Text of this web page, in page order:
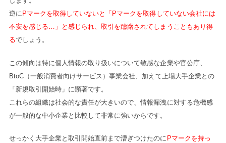
逆に Pマークを取得していないと「Pマークを取得していない会社には
不安を感じる…」と感じられ、取引を躊躇されてしまうこともあり得
るでしょう。
この傾向は特に個人情報の取り扱いについて敏感な企業や官公庁、
BtoC（一般消費者向けサービス）事業会社、加えて上場大手企業との
「新規取引開始時」に顕著です。
これらの組織は社会的な責任が大きいので、情報漏洩に対する危機感
が一般的な中小企業と比較して非常に強いからです。
せっかく大手企業と取引開始直前まで漕ぎつけたのに Pマークを持っ